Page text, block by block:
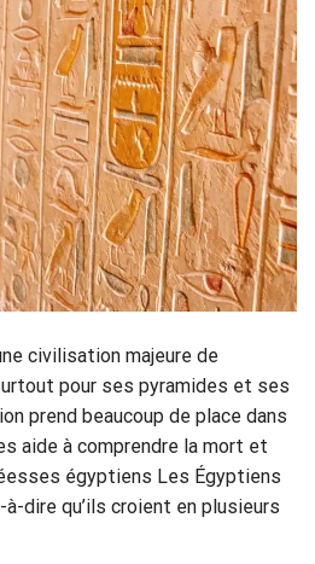
civilisation majeure de
pour ses pyramides et ses
prend beaucoup de place dans
aide à comprendre la mort et
égyptiens Les Égyptiens
dire qu’ils croient en plusieurs